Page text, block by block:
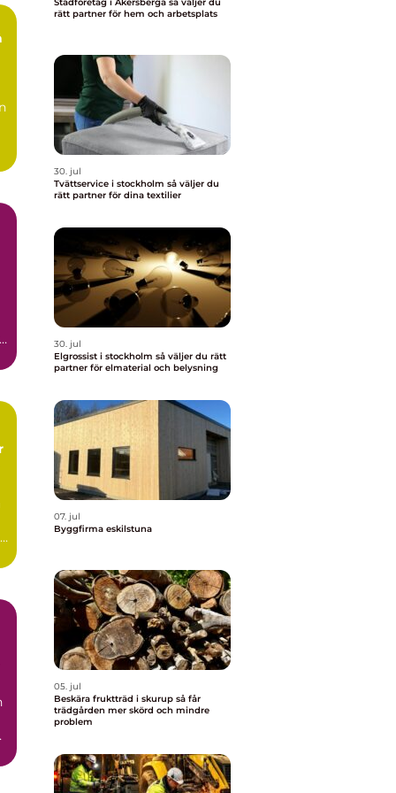
rätt partner för hem och arbetsplats
30. jul
Tvättservice i stockholm så väljer du
rätt partner för dina textilier
30. jul
Elgrossist i stockholm så väljer du rätt
partner för elmaterial och belysning
07. jul
Byggfirma eskilstuna
05. jul
Beskära fruktträd i skurup så får
trädgården mer skörd och mindre
problem